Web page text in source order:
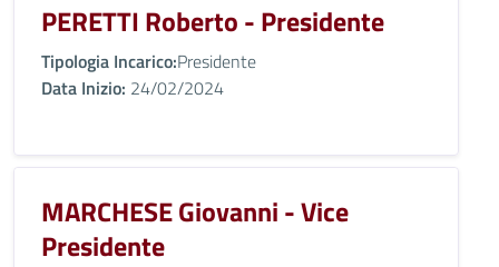
PERETTI Roberto - Presidente
Tipologia Incarico:Presidente
Data Inizio: 24/02/2024
MARCHESE Giovanni - Vice
Presidente